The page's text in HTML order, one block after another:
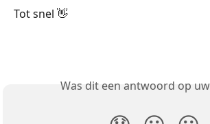
Tot snel 👋
Was dit een antwoord op